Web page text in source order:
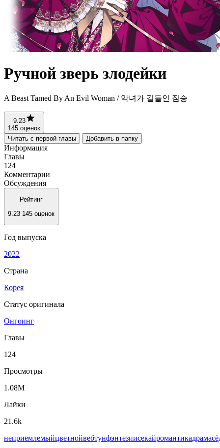
Ручной зверь злодейки
A Beast Tamed By An Evil Woman / 악녀가 길들인 짐승
9.23
145 оценок
Читать с первой главы
Добавить в папку
Информация
Главы
124
Комментарии
Обсуждения
Рейтинг
9.23 145 оценок
Год выпуска
2022
Страна
Корея
Статус оригинала
Онгоинг
Главы
124
Просмотры
1.08M
Лайки
21.6k
неприемлемыйцветнойвeбтунфэнтезиисекайромантикадрама